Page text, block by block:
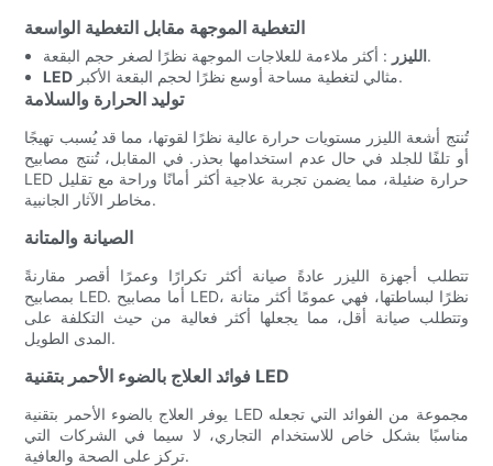
التغطية الموجهة مقابل التغطية الواسعة
الليزر: أكثر ملاءمة للعلاجات الموجهة نظرًا لصغر حجم البقعة.
LED
مثالي لتغطية مساحة أوسع نظرًا لحجم البقعة الأكبر.
توليد الحرارة والسلامة
تُنتج أشعة الليزر مستويات حرارة عالية نظرًا لقوتها، مما قد يُسبب تهيجًا
أو تلفًا للجلد في حال عدم استخدامها بحذر. في المقابل، تُنتج مصابيح
LED حرارة ضئيلة، مما يضمن تجربة علاجية أكثر أمانًا وراحة مع تقليل
مخاطر الآثار الجانبية.
الصيانة والمتانة
تتطلب أجهزة الليزر عادةً صيانة أكثر تكرارًا وعمرًا أقصر مقارنةً
بمصابيح LED. أما مصابيح LED، نظرًا لبساطتها، فهي عمومًا أكثر متانة
وتتطلب صيانة أقل، مما يجعلها أكثر فعالية من حيث التكلفة على
المدى الطويل.
فوائد العلاج بالضوء الأحمر بتقنية LED
يوفر العلاج بالضوء الأحمر بتقنية LED مجموعة من الفوائد التي تجعله
مناسبًا بشكل خاص للاستخدام التجاري، لا سيما في الشركات التي
تركز على الصحة والعافية.